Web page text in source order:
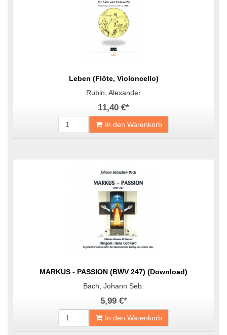
Leben (Flöte, Violoncello)
Rubin, Alexander
11,40 €*
In den Warenkorb
MARKUS - PASSION (BWV 247) (Download)
Bach, Johann Seb.
5,99 €*
In den Warenkorb